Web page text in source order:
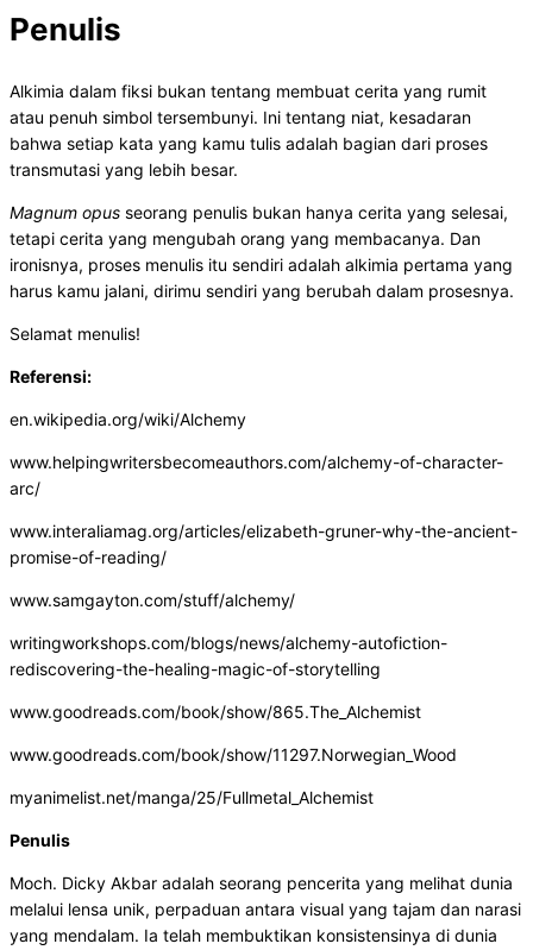
Penulis
Alkimia dalam fiksi bukan tentang membuat cerita yang rumit
atau penuh simbol tersembunyi. Ini tentang niat, kesadaran
bahwa setiap kata yang kamu tulis adalah bagian dari proses
transmutasi yang lebih besar.
Magnum opus seorang penulis bukan hanya cerita yang selesai,
tetapi cerita yang mengubah orang yang membacanya. Dan
ironisnya, proses menulis itu sendiri adalah alkimia pertama yang
harus kamu jalani, dirimu sendiri yang berubah dalam prosesnya.
Selamat menulis!
Referensi:
en.wikipedia.org/wiki/Alchemy
www.helpingwritersbecomeauthors.com/alchemy-of-character-
arc/
www.interaliamag.org/articles/elizabeth-gruner-why-the-ancient-
promise-of-reading/
www.samgayton.com/stuff/alchemy/
writingworkshops.com/blogs/news/alchemy-autofiction-
rediscovering-the-healing-magic-of-storytelling
www.goodreads.com/book/show/865.The_Alchemist
www.goodreads.com/book/show/11297.Norwegian_Wood
myanimelist.net/manga/25/Fullmetal_Alchemist
Penulis
Moch. Dicky Akbar adalah seorang pencerita yang melihat dunia
melalui lensa unik, perpaduan antara visual yang tajam dan narasi
yang mendalam. Ia telah membuktikan konsistensinya di dunia